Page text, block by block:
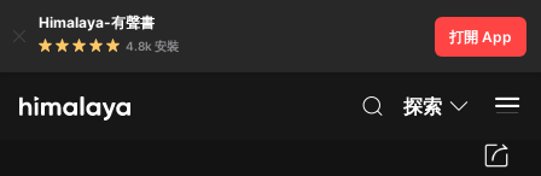
Himalaya-有聲書
4.8k 安裝
打開 App
探索